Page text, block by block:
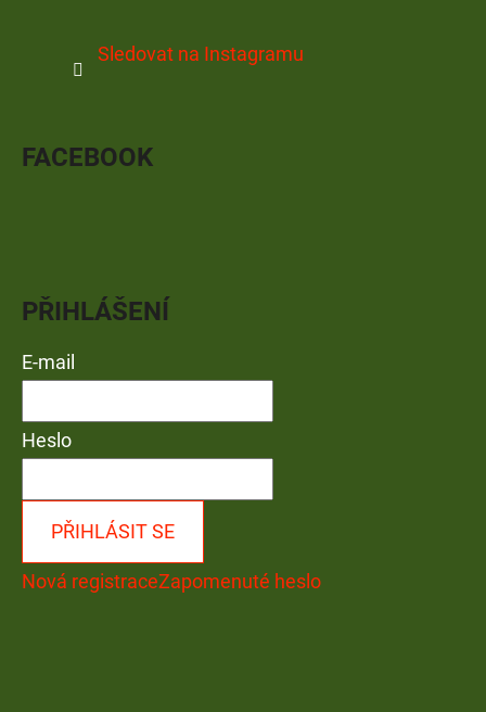
Sledovat na Instagramu
FACEBOOK
PŘIHLÁŠENÍ
E-mail
Heslo
PŘIHLÁSIT SE
Nová registraceZapomenuté heslo